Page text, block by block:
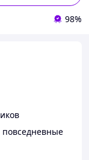
98%
повседневные